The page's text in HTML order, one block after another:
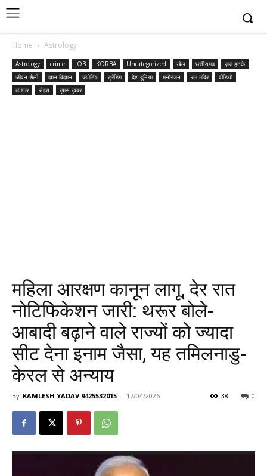
Home Astrology
Astrology crime JOB KORBA Uncategorized खेल छत्तीसगढ़
ज़रा हटके
जीवन शैली
ज्ञान विज्ञान ज्योतिष ट्रैंडिंग देश दुनिया मनोरंजन राम मंदिर
वीडियो
व्यापार
सेहत ख़ास ख़बर
महिला आरक्षण कानून लागू, देर रात
नोटिफिकेशन जारी: थरूर बोले-
आबादी बढ़ाने वाले राज्यों को ज्यादा
सीट देना इनाम जैसा, यह तमिलनाडु-
केरल से अन्याय
By KAMLESH YADAV 9425532015 - 17/04/2026 0
38